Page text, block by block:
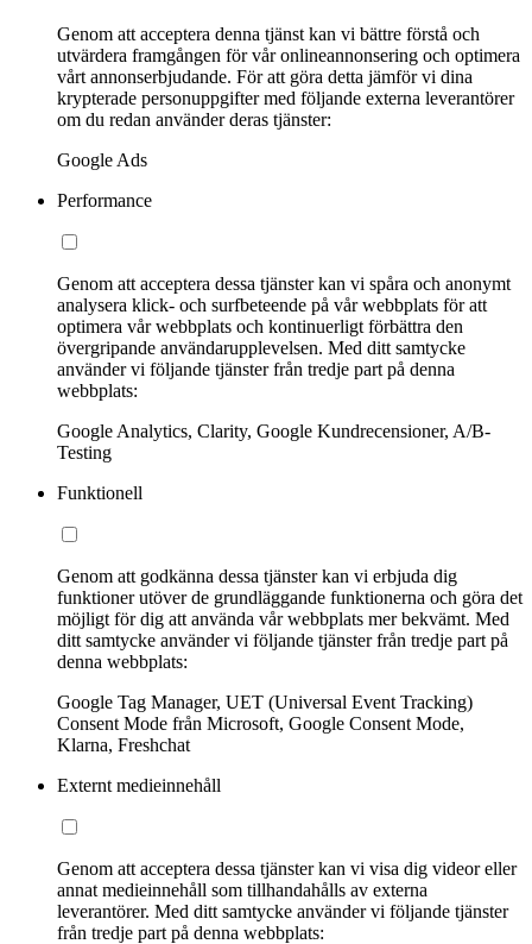
Genom att acceptera denna tjänst kan vi bättre förstå och
utvärdera framgången för vår onlineannonsering och optimera
vårt annonserbjudande. För att göra detta jämför vi dina
krypterade personuppgifter med följande externa leverantörer
om du redan använder deras tjänster:
Google Ads
Performance
Genom att acceptera dessa tjänster kan vi spåra och anonymt
analysera klick- och surfbeteende på vår webbplats för att
optimera vår webbplats och kontinuerligt förbättra den
övergripande användarupplevelsen. Med ditt samtycke
använder vi följande tjänster från tredje part på denna
webbplats:
Google Analytics, Clarity, Google Kundrecensioner, A/B-
Testing
Funktionell
Genom att godkänna dessa tjänster kan vi erbjuda dig
funktioner utöver de grundläggande funktionerna och göra det
möjligt för dig att använda vår webbplats mer bekvämt. Med
ditt samtycke använder vi följande tjänster från tredje part på
denna webbplats:
Google Tag Manager, UET (Universal Event Tracking)
Consent Mode från Microsoft, Google Consent Mode,
Klarna, Freshchat
Externt medieinnehåll
Genom att acceptera dessa tjänster kan vi visa dig videor eller
annat medieinnehåll som tillhandahålls av externa
leverantörer. Med ditt samtycke använder vi följande tjänster
från tredje part på denna webbplats: